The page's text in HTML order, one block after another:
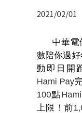
2021/02/01
中華電
數陪你過好
動即日開
Hami Pay
100點
上限！前